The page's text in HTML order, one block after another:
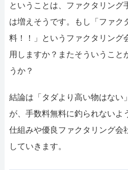
ということは、ファクタリング
は増えそうです。もし「ファク
料！！」というファクタリング
用しますか？またそういうこと
うか？
結論は「タダより高い物はない
が、手数料無料に釣られないよ
仕組みや優良ファクタリング会
していきます。